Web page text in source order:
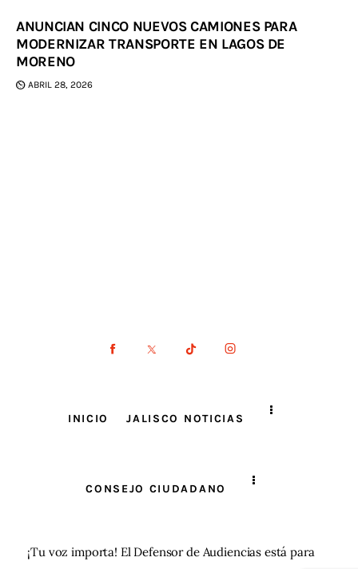
ANUNCIAN CINCO NUEVOS CAMIONES PARA
MODERNIZAR TRANSPORTE EN LAGOS DE
MORENO
ABRIL 28, 2026
INICIO JALISCO NOTICIAS
CONSEJO CIUDADANO
¡Tu voz importa! El Defensor de Audiencias está para